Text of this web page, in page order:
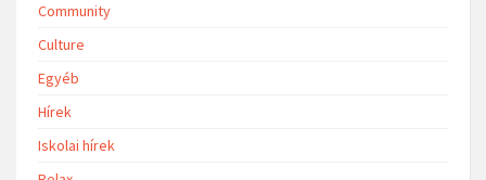
Community
Culture
Egyéb
Hírek
Iskolai hírek